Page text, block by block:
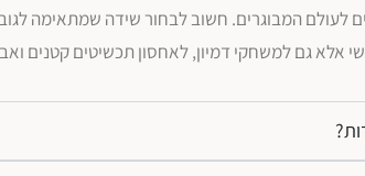
לעולם המבוגרים. חשוב לבחור שידה שמתאימה
גם למשחקי דמיון, לאחסון תכשיטים קטנים